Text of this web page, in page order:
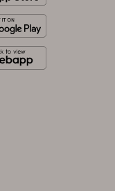
from
store
it
Play
to